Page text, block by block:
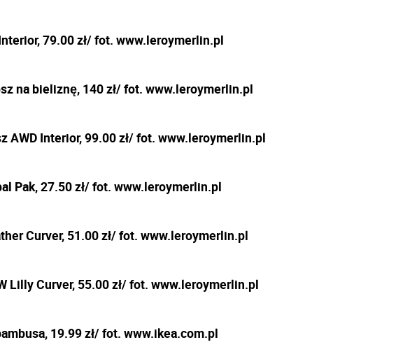
79.00 zł/ fot. www.leroymerlin.pl
na bieliznę, 140 zł/ fot. www.leroymerlin.pl
AWD Interior, 99.00 zł/ fot. www.leroymerlin.pl
Pak, 27.50 zł/ fot. www.leroymerlin.pl
Curver, 51.00 zł/ fot. www.leroymerlin.pl
Lilly Curver, 55.00 zł/ fot. www.leroymerlin.pl
19.99 zł/ fot. www.ikea.com.pl